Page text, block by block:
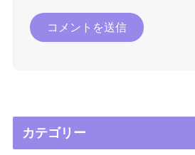
カテゴリー